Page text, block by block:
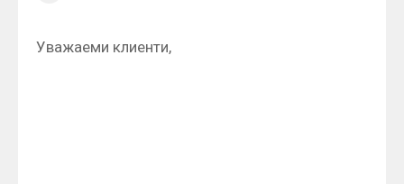
Уважаеми клиенти,